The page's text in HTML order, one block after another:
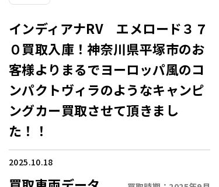
インディアナRV エメロード３７
０買取入庫！神奈川県平塚市のお
客様よりまるでヨーロッパ風のコ
ンパクトヴィラのようなキャンピ
ングカー買取させて頂きまし
た！！
2025.10.18